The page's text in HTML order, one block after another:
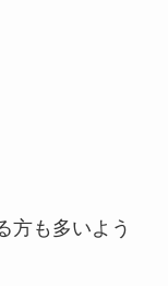
方も多いよう